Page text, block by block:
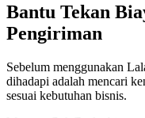
Bantu Tekan
Pengiriman
Sebelum menggunakan
dihadapi adalah mencari
sesuai kebutuhan bisnis.